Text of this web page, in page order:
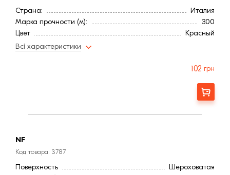
Страна:
Италия
Марка прочности (м):
300
Цвет
Красный
Фактура
Всі характеристики
102 грн
Заказать
NF
Код товара: 3787
Поверхность
Шероховатая